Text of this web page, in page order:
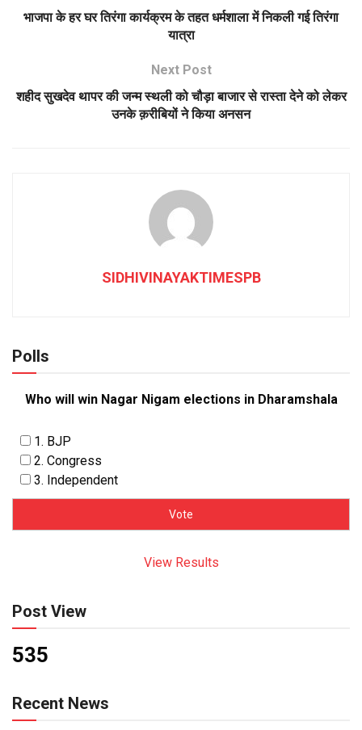
भाजपा के हर घर तिरंगा कार्यक्रम के तहत धर्मशाला में निकली गई तिरंगा
यात्रा
Next Post
शहीद सुखदेव थापर की जन्म स्थली को चौड़ा बाजार से रास्ता देने को लेकर
उनके क़रीबियों ने किया अनसन
SIDHIVINAYAKTIMESPB
Polls
Who will win Nagar Nigam elections in Dharamshala
1. BJP
2. Congress
3. Independent
View Results
Post View
535
Recent News